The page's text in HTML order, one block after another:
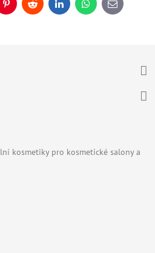
PinterestReddit LinkedInWhatsApp
E-
mail
kosmetiky pro kosmetické salony a